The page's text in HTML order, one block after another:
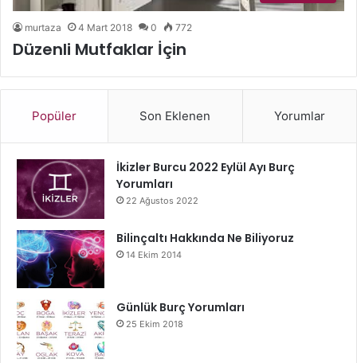
murtaza 4 Mart 2018 0 772
Düzenli Mutfaklar İçin
Popüler Son Eklenen Yorumlar
İkizler Burcu 2022 Eylül Ayı Burç
Yorumları
22 Ağustos 2022
Bilinçaltı Hakkında Ne Biliyoruz
14 Ekim 2014
Günlük Burç Yorumları
25 Ekim 2018